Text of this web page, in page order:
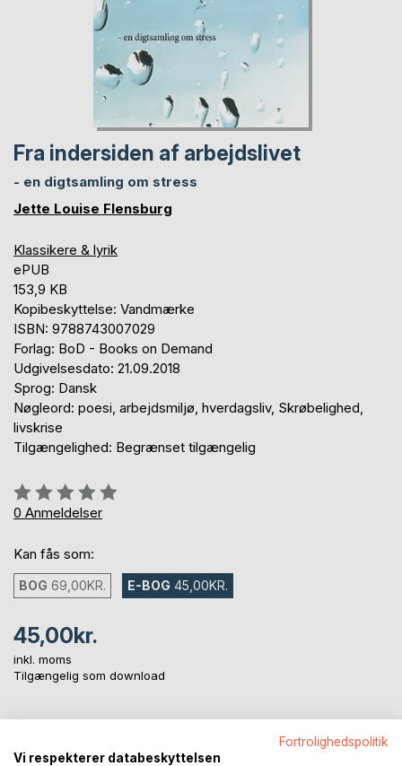
Fra indersiden af arbejdslivet
- en digtsamling om stress
Jette Louise Flensburg
Klassikere & lyrik
ePUB
153,9 KB
Kopibeskyttelse: Vandmærke
ISBN: 9788743007029
Forlag: BoD - Books on Demand
Udgivelsesdato: 21.09.2018
Sprog: Dansk
Nøgleord: poesi, arbejdsmiljø, hverdagsliv, Skrøbelighed,
livskrise
Tilgængelighed: Begrænset tilgængelig
Anmeldelse::
0%
0 Anmeldelser
Kan fås som:
BOG 69,00KR. E-BOG 45,00KR.
45,00kr.
inkl. moms
Tilgængelig som download
Fortrolighedspolitik
Vi respekterer databeskyttelsen